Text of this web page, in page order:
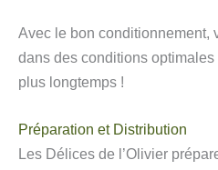
Avec le bon conditionnement,
dans des conditions
plus longtemps !
Préparation et Distribution
Les Délices de l’Olivier